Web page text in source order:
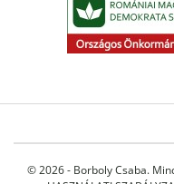
© 2026 - Borboly Csaba.